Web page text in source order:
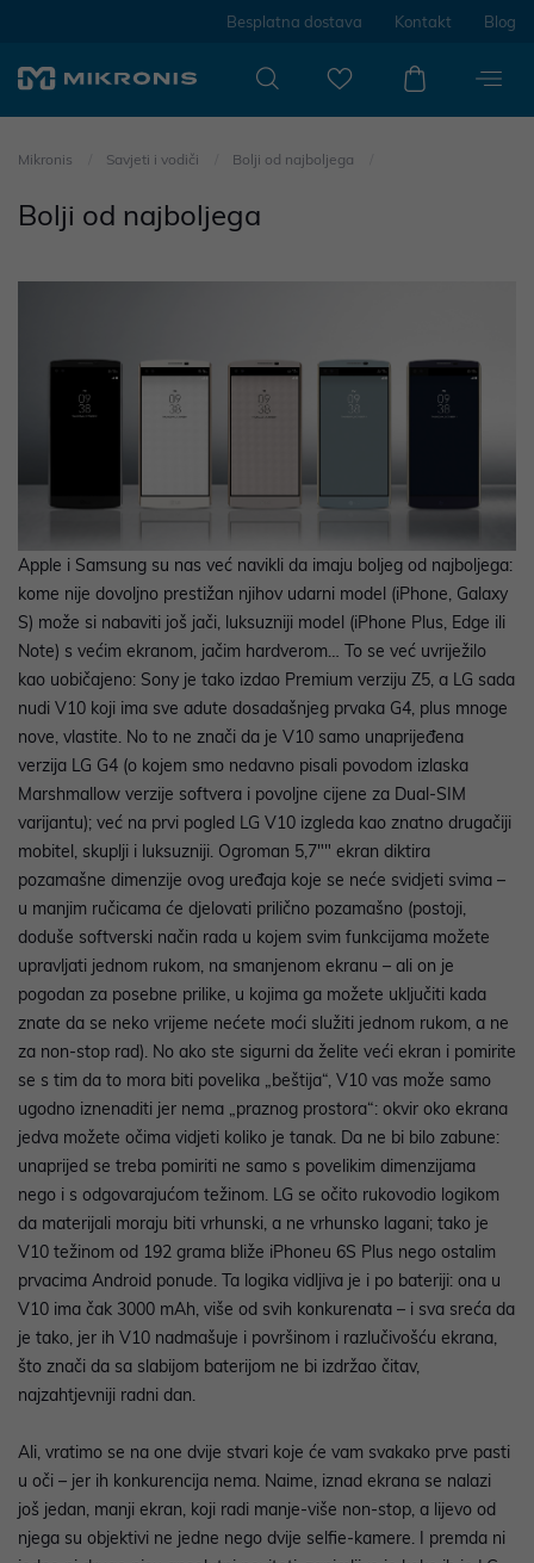
Besplatna dostava Kontakt Blog
Mikronis Savjeti i vodiči Bolji od najboljega
Bolji od najboljega
Apple i Samsung su nas već navikli da imaju boljeg od najboljega:
kome nije dovoljno prestižan njihov udarni model (iPhone, Galaxy
S) može si nabaviti još jači, luksuzniji model (iPhone Plus, Edge ili
Note) s većim ekranom, jačim hardverom… To se već uvriježilo
kao uobičajeno: Sony je tako izdao Premium verziju Z5, a LG sada
nudi V10 koji ima sve adute dosadašnjeg prvaka G4, plus mnoge
nove, vlastite. No to ne znači da je V10 samo unaprijeđena
verzija LG G4 (o kojem smo nedavno pisali povodom izlaska
Marshmallow verzije softvera i povoljne cijene za Dual-SIM
varijantu); već na prvi pogled LG V10 izgleda kao znatno drugačiji
mobitel, skuplji i luksuzniji. Ogroman 5,7"" ekran diktira
pozamašne dimenzije ovog uređaja koje se neće svidjeti svima –
u manjim ručicama će djelovati prilično pozamašno (postoji,
doduše softverski način rada u kojem svim funkcijama možete
upravljati jednom rukom, na smanjenom ekranu – ali on je
pogodan za posebne prilike, u kojima ga možete uključiti kada
znate da se neko vrijeme nećete moći služiti jednom rukom, a ne
za non-stop rad). No ako ste sigurni da želite veći ekran i pomirite
se s tim da to mora biti povelika „beštija“, V10 vas može samo
ugodno iznenaditi jer nema „praznog prostora“: okvir oko ekrana
jedva možete očima vidjeti koliko je tanak. Da ne bi bilo zabune:
unaprijed se treba pomiriti ne samo s povelikim dimenzijama
nego i s odgovarajućom težinom. LG se očito rukovodio logikom
da materijali moraju biti vrhunski, a ne vrhunsko lagani; tako je
V10 težinom od 192 grama bliže iPhoneu 6S Plus nego ostalim
prvacima Android ponude. Ta logika vidljiva je i po bateriji: ona u
V10 ima čak 3000 mAh, više od svih konkurenata – i sva sreća da
je tako, jer ih V10 nadmašuje i površinom i razlučivošću ekrana,
što znači da sa slabijom baterijom ne bi izdržao čitav,
najzahtjevniji radni dan.
Ali, vratimo se na one dvije stvari koje će vam svakako prve pasti
u oči – jer ih konkurencija nema. Naime, iznad ekrana se nalazi
još jedan, manji ekran, koji radi manje-više non-stop, a lijevo od
njega su objektivi ne jedne nego dvije selfie-kamere. I premda ni